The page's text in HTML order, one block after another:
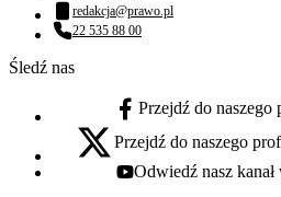
Adres email:
redakcja@prawo.pl
Numer telefonu:
22 535 88 00
Śledź nas
facebook - otwiera się w nowej
Przejdź do naszego
x - otwiera się w nowej karcie
Przejdź do naszego
youtube - otwiera się w nowej
Odwiedź nasz